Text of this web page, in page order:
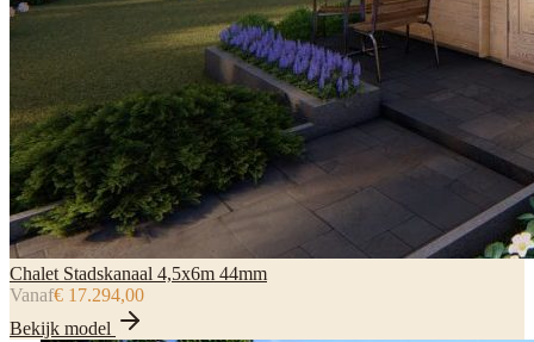
Chalet Stadskanaal 4,5x6m 44mm
Vanaf€ 17.294,00
Bekijk model